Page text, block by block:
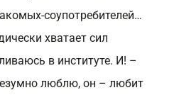
соупотребителей…
хватает сил
в институте. И! –
люблю, он – любит